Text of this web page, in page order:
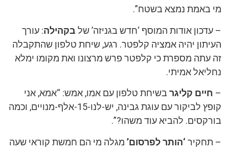
מי באמת נמצא בשטח”.
– עדכון אודות המוסף ‘חדש בגניזה’ של בקהילה: עורך
העיתון יהיה אמציה קלפטר. רגע, שיחת טלפון שהתקבלה
זה עתה מספרת כי קלפטר פרש מרצונו ואת מקומו ימלא
נחליאל אמיתי.
– חיים קליגרבשיחת טלפון עם אמו, אמש: “אמא, אני
קופץ לביקור עם עוגת גבינה, יש-לנו-15-אלף-מנויים, וכמה
בורקסים. להביא עוד משהו?”.
– תחקיר ‘הותר לפרסום’ מגלה מי הם חמשת קוראי שעה